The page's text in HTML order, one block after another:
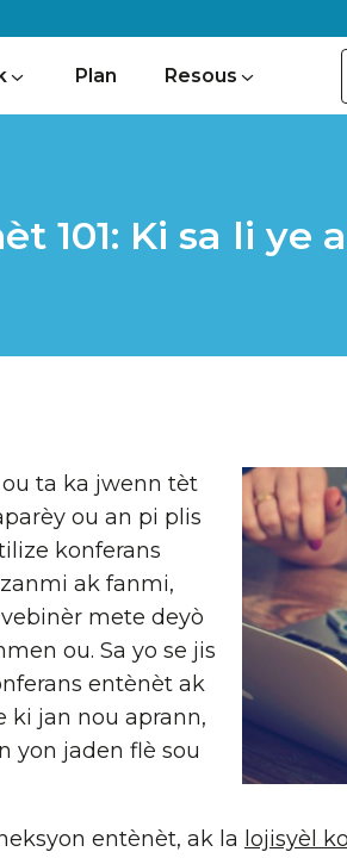
Plan Resous
101: Ki sa li ye
ta ka jwenn tèt
ou an pi plis
konferans
ak fanmi,
mete deyò
ou. Sa yo se jis
entènèt ak
ki jan nou aprann,
yon jaden flè sou
entènèt, ak la lojisyèl